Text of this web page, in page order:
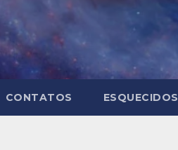
CONTATOS ESQUECIDOS